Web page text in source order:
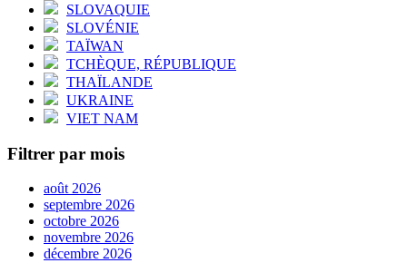
SLOVAQUIE
SLOVÉNIE
TAÏWAN
TCHÈQUE, RÉPUBLIQUE
THAÏLANDE
UKRAINE
VIET NAM
Filtrer par mois
août 2026
septembre 2026
octobre 2026
novembre 2026
décembre 2026